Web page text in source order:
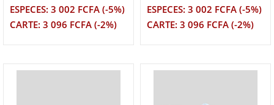
ESPECES: 3 002 FCFA (-5%)
CARTE: 3 096 FCFA (-2%)
ESPECES: 3 002 FCFA (-5%)
CARTE: 3 096 FCFA (-2%)